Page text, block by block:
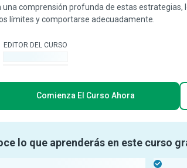
una comprensión profunda de estas estrategias,
límites y comportarse adecuadamente.
EDITOR DEL CURSO
Comienza El Curso Ahora
lo que aprenderás en este curso